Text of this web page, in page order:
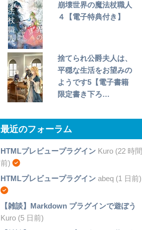
崩壊世界の魔法杖職人
４【電子特典付き】
捨てられ公爵夫人は、
平穏な生活をお望みの
ようです5【電子書籍
限定書き下ろ…
最近のフォーラム
HTMLプレビュープラグインKuro (22 時間
前)
HTMLプレビュープラグインabeq (1 日前)
【雑談】Markdown プラグインで遊ぼう
Kuro (5 日前)